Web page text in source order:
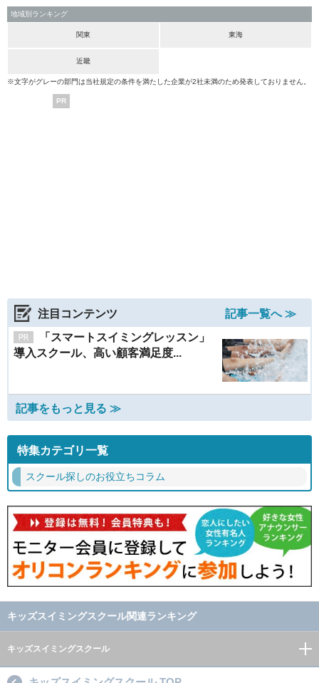
地域別ランキング
関東 東海
近畿
※文字がグレーの部門は当社規定の条件を満たした企業が2社未満のため発表しておりません。
PR
注目コンテンツ
記事一覧へ ≫
「スマートスイミングレッスン」
導入スクール、高い顧客満足度...
記事をもっと見る ≫
特集カテゴリ一覧
スクール探しのお役立ちコラム
キッズスイミングスクール関連ランキング
キッズスイミングスクール